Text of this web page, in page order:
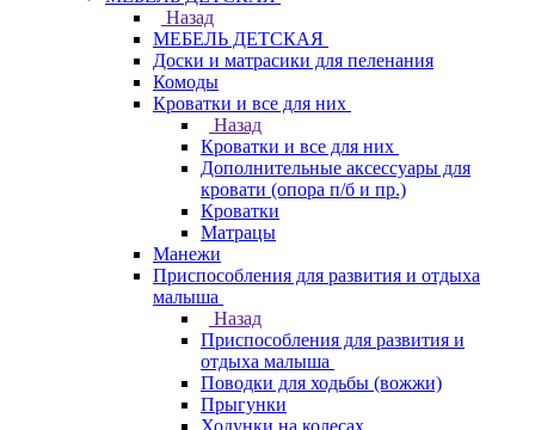
Назад
МЕБЕЛЬ ДЕТСКАЯ
Доски и матрасики для пеленания
Комоды
Кроватки и все для них
Назад
Кроватки и все для них
Дополнительные аксессуары для
кровати (опора п/б и пр.)
Кроватки
Матрацы
Манежи
Приспособления для развития и отдыха
малыша
Назад
Приспособления для развития и
отдыха малыша
Поводки для ходьбы (вожжи)
Прыгунки
Ходунки на колесах